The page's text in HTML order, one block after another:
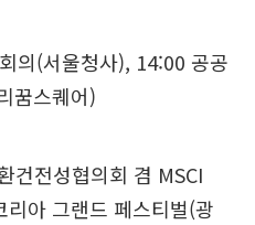
의(서울청사), 14:00 공공
꿈스퀘어)
전성협의회 겸 MSCI
아 그랜드 페스티벌(광